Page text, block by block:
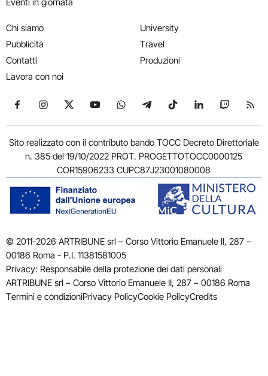
Chi siamo
Pubblicità
Contatti
Lavora con noi
University
Travel
Produzioni
Seguici su Facebook
Seguici su Instagram
Seguici su X
Seguici su YouTube
Seguici su WhatsApp
Seguici su Telegram
Seguici su TikTok
Seguici su
Seguici
Sito realizzato con il contributo bando TOCC Decreto Direttoriale
n. 385 del 19/10/2022 PROT. PROGETTOTOCC0000125
COR15906233 CUPC87J23001080008
© 2011-2026 ARTRIBUNE srl – Corso Vittorio Emanuele II, 287 –
00186 Roma - P.I. 11381581005
Privacy: Responsabile della protezione dei dati personali
ARTRIBUNE srl – Corso Vittorio Emanuele II, 287 – 00186 Roma
Termini e condizioniPrivacy PolicyCookie PolicyCredits